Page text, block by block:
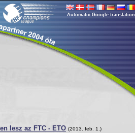
Automatic Google translation
lesz az FTC - ETO (2013. feb. 1.)